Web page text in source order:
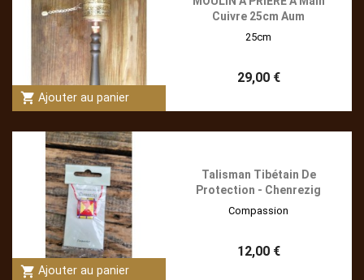
shopping_cart Ajouter au panier
Cuivre 25cm Aum
25cm
29,00 €
shopping_cart Ajouter au panier
Talisman Tibétain De
Protection - Chenrezig
Compassion
12,00 €